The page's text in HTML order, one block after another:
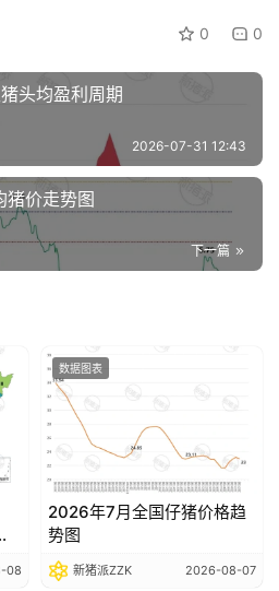
0 0
头均盈利周期
2026-07-31 12:43
价走势图
下一篇
08
数据图表
2026年7月全国仔猪价格趋
势图
新猪派ZZK 2026-08-07